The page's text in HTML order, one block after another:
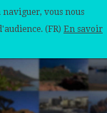
naviguer, vous nous
(FR) En savoir